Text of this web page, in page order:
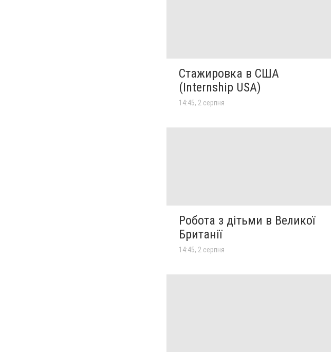
Стажировка в США
(Internship USA)
14:45, 2 серпня
Робота з дітьми в Великої
Британії
14:45, 2 серпня